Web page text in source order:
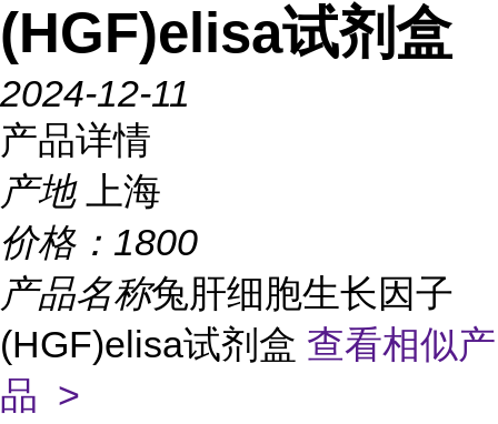
(HGF)elisa试剂盒
2024-12-11
产品详情
产地
上海
价格： 1800
产品名称兔肝细胞生长因子
(HGF)elisa试剂盒 查看相似产
品 >